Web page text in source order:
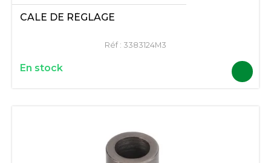
CALE DE RÉGLAGE
Réf : 3383124M3
En stock